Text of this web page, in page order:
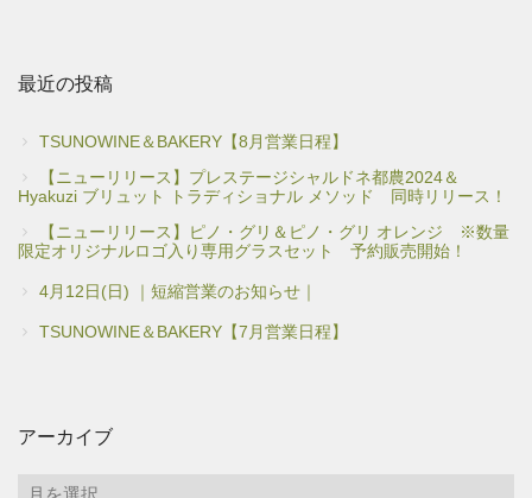
最近の投稿
TSUNOWINE＆BAKERY【8月営業日程】
【ニューリリース】プレステージシャルドネ都農2024＆
Hyakuzi ブリュット トラディショナル メソッド 同時リリース！
【ニューリリース】ピノ・グリ＆ピノ・グリ オレンジ ※数量
限定オリジナルロゴ入り専用グラスセット 予約販売開始！
4月12日(日) ｜短縮営業のお知らせ｜
TSUNOWINE＆BAKERY【7月営業日程】
アーカイブ
ア